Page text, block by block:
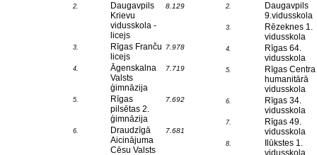
2.
Daugavpils
Krievu
vidusskola -
licejs
8.129
3.
Rīgas Franču
licejs
7.978
4.
Āgenskalna
Valsts
ģimnāzija
7.719
5.
Rīgas
pilsētas 2.
ģimnāzija
7.692
6.
Draudzīgā
Aicinājuma
Cēsu Valsts
7.681
2.
Daugavpils
9.vidusskola
3.
Rēzeknes 1.
vidusskola
4.
Rīgas 64.
vidusskola
5.
Rīgas Centra
humanitārā
vidusskola
6.
Rīgas 34.
vidusskola
7.
Rīgas 49.
vidusskola
8.
Ilūkstes 1.
vidusskola